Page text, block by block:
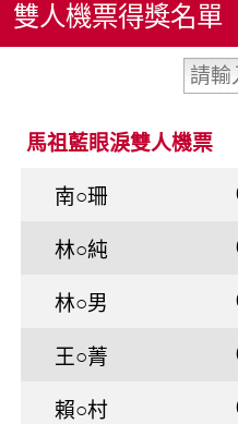
雙人機票得獎名單
馬祖藍眼淚雙人機票
南○珊
林○純
林○男
王○菁
賴○村